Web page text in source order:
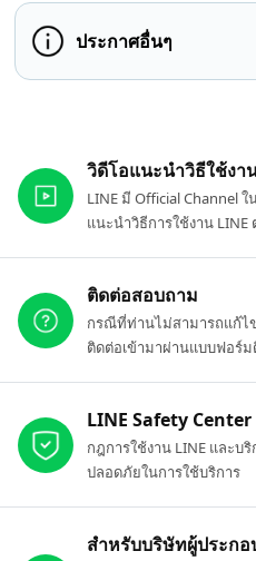
ประกาศอื่นๆ
วิดีโอแนะนำวิธีใช้งา
LINE มี Official Channel
แนะนำวิธีการใช้งาน LINE
ติดต่อสอบถาม
กรณีที่ท่านไม่สามารถแก้ไ
ติดต่อเข้ามาผ่านแบบฟอร์
LINE Safety Center
กฎการใช้งาน LINE และบ
ปลอดภัยในการใช้บริการ
สำหรับบริษัทผู้ประก